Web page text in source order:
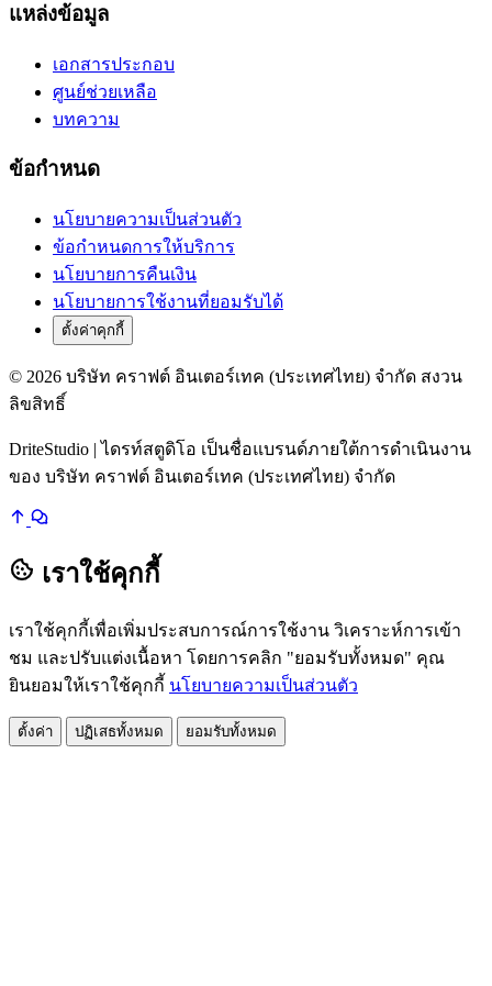
แหล่งข้อมูล
เอกสารประกอบ
ศูนย์ช่วยเหลือ
บทความ
ข้อกำหนด
นโยบายความเป็นส่วนตัว
ข้อกำหนดการให้บริการ
นโยบายการคืนเงิน
นโยบายการใช้งานที่ยอมรับได้
ตั้งค่าคุกกี้
© 2026 บริษัท คราฟต์ อินเตอร์เทค (ประเทศไทย) จำกัด สงวน
ลิขสิทธิ์
DriteStudio | ไดรท์สตูดิโอ เป็นชื่อแบรนด์ภายใต้การดำเนินงาน
ของ บริษัท คราฟต์ อินเตอร์เทค (ประเทศไทย) จำกัด
เราใช้คุกกี้
เราใช้คุกกี้เพื่อเพิ่มประสบการณ์การใช้งาน วิเคราะห์การเข้า
ชม และปรับแต่งเนื้อหา โดยการคลิก "ยอมรับทั้งหมด" คุณ
ยินยอมให้เราใช้คุกกี้ นโยบายความเป็นส่วนตัว
ตั้งค่า ปฏิเสธทั้งหมด ยอมรับทั้งหมด